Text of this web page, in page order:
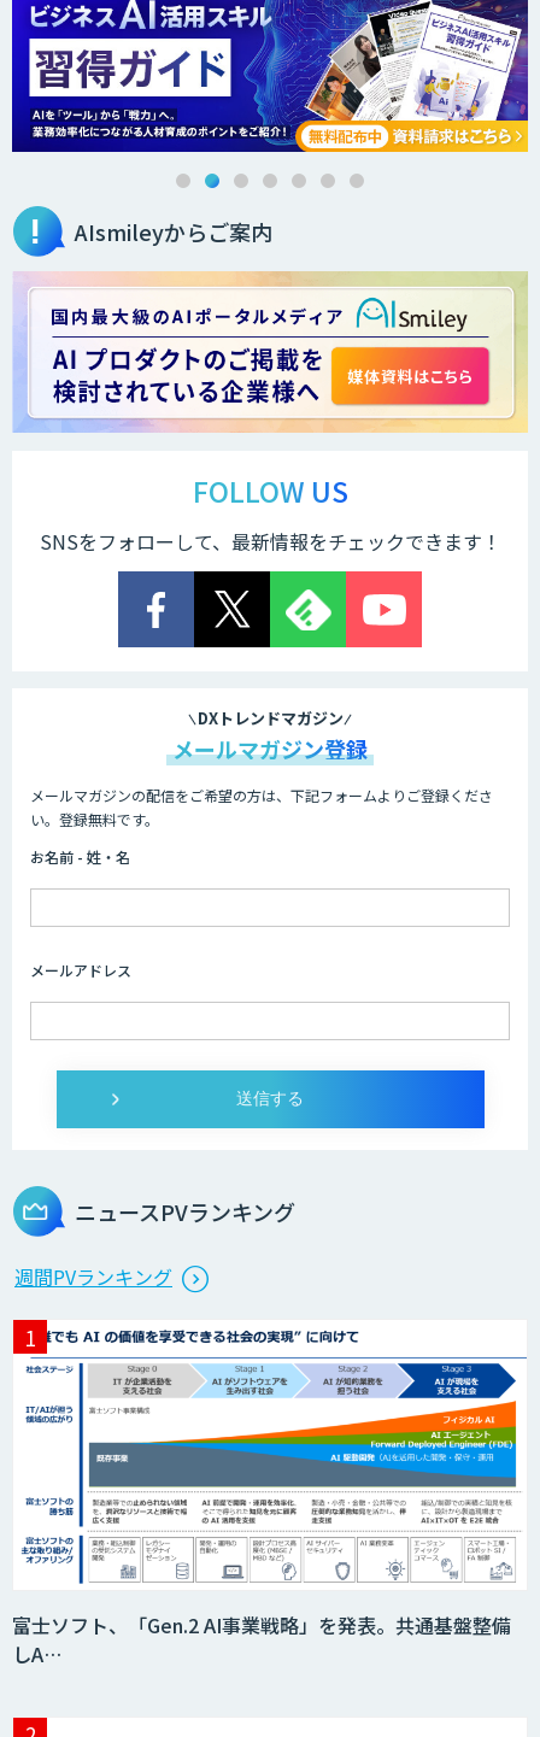
AIsmileyからご案内
FOLLOW US
SNSをフォローして、最新情報をチェックできます！
DXトレンドマガジン
メールマガジン登録
メールマガジンの配信をご希望の方は、下記フォームよりご登録くださ
い。登録無料です。
お名前 - 姓・名
メールアドレス
ニュースPVランキング
週間PVランキング
富士ソフト、「Gen.2 AI事業戦略」を発表。共通基盤整備
しA…